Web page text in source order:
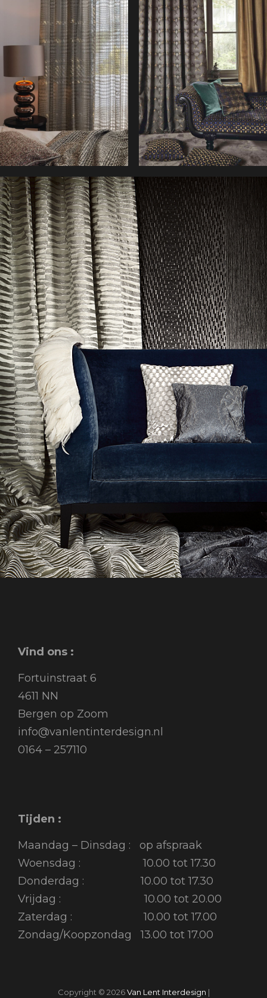
Vind ons :
Fortuinstraat 6
4611 NN
Bergen op Zoom
info@vanlentinterdesign.nl
0164 – 257110
Tijden :
Maandag – Dinsdag : op afspraak
Woensdag : 10.00 tot 17.30
Donderdag : 10.00 tot 17.30
Vrijdag : 10.00 tot 20.00
Zaterdag : 10.00 tot 17.00
Zondag/Koopzondag 13.00 tot 17.00
Copyright © 2026Van Lent Interdesign |